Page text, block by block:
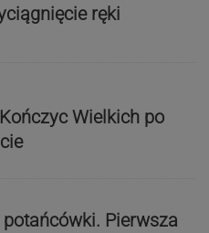
ręki
Wielkich po
Pierwsza